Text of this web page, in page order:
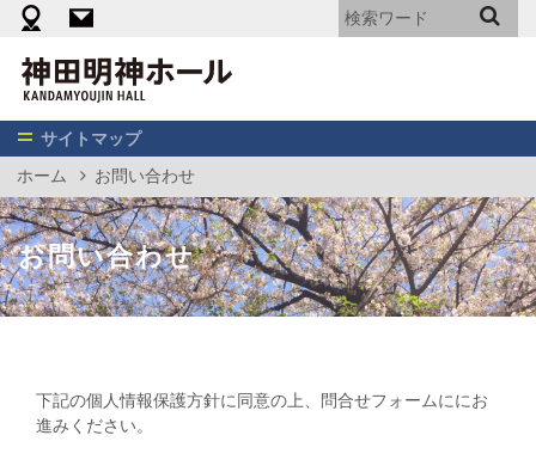
ホ
ル
サイトマップ
機材・備品・設備リスト
ホーム お問い合わせ
お問い合わせ
下記の個人情報保護方針に同意の上、問合せフォームににお
進みください。